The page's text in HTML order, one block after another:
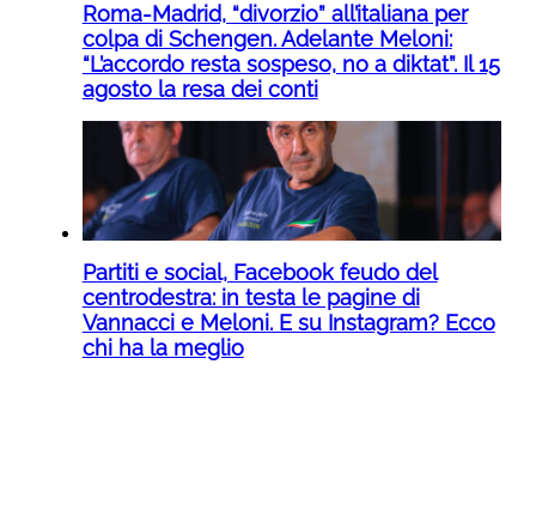
Roma-Madrid, “divorzio” all’italiana per
colpa di Schengen. Adelante Meloni:
“L’accordo resta sospeso, no a diktat”. Il 15
agosto la resa dei conti
Partiti e social, Facebook feudo del
centrodestra: in testa le pagine di
Vannacci e Meloni. E su Instagram? Ecco
chi ha la meglio